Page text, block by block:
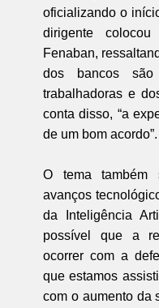
oficializando o
dirigente
Fenaban,
dos bancos
trabalhadoras e
conta disso, “a
de um bom acordo”.
O tema
avanços
da Inteligência
possível que a
ocorrer com a
que estamos
com o aumento da